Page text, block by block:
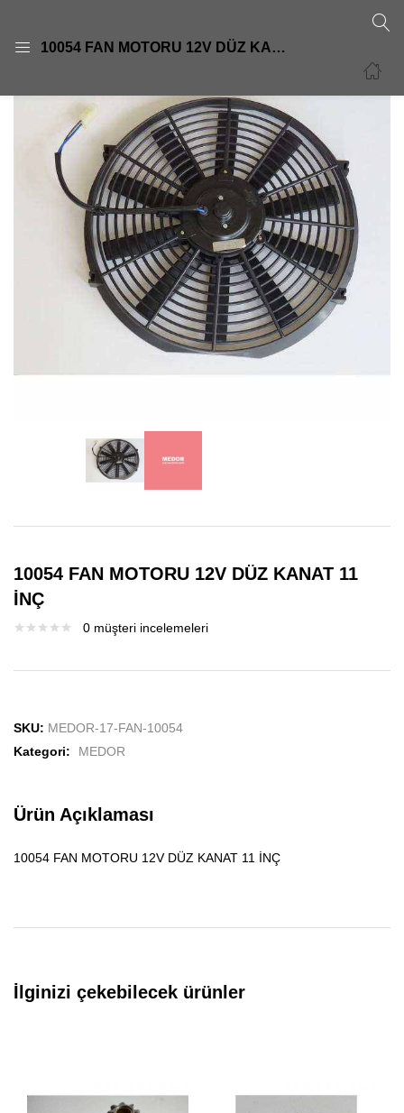
10054 FAN MOTORU 12V DÜZ KANAT 11 İNÇ
Giriş yapmak için kullanıcı adınızı ve şifrenizi girin.
Beni Hatırla Şifre sıfırla
10054 FAN MOTORU 12V DÜZ KANAT 11
İNÇ
0 müşteri incelemeleri
SKU: MEDOR-17-FAN-10054
Kategori:
MEDOR
Ürün Açıklaması
10054 FAN MOTORU 12V DÜZ KANAT 11 İNÇ
İlginizi çekebilecek ürünler